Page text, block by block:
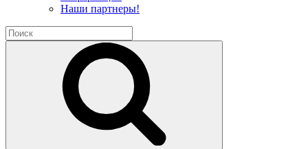
Наши партнеры!